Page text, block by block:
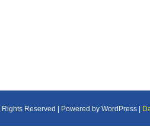
Reserved | Powered by WordPress |